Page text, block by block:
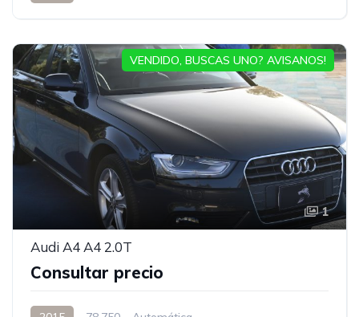
1
Audi A4 A4 2.0T
Consultar precio
VENDIDO, BUSCAS UNO? AVISANOS!